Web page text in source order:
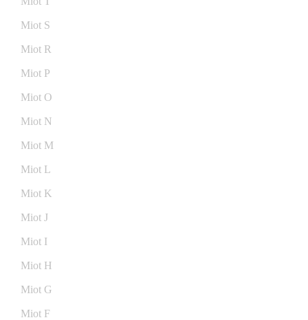
Miot S
Miot R
Miot P
Miot O
Miot N
Miot M
Miot L
Miot K
Miot J
Miot I
Miot H
Miot G
Miot F